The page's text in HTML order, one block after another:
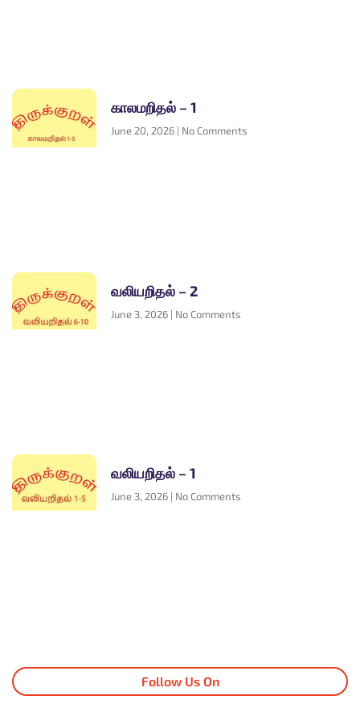
காலமறிதல் – 1
June 20, 2026 No Comments
வலியறிதல் – 2
June 3, 2026 No Comments
வலியறிதல் – 1
June 3, 2026 No Comments
Follow Us On